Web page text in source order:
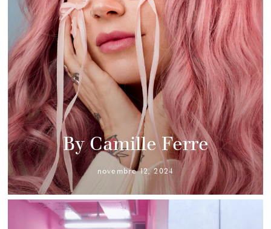
By Camille Ferre
novembre 12, 2024